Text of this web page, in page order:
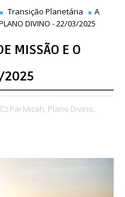
Transição Planetária
A
DIVINO - 22/03/2025
MISSÃO E O
2025
Pai Micah, Plano Divino,